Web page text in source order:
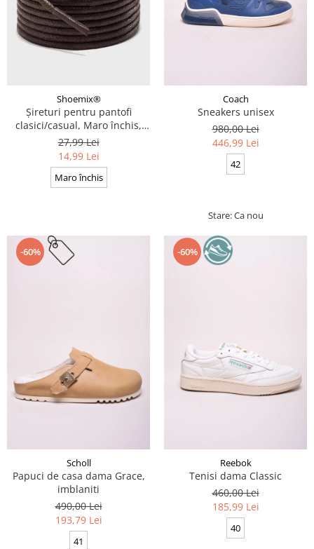
Shoemix®
Șireturi pentru pantofi
clasici/casual, Maro închis,
Cerate, Calitate premium, 110
cm x 0.3 cm
27,99 Lei
14,99 Lei
Maro închis
Coach
Sneakers unisex
980,00 Lei
446,99 Lei
42
Stare: Ca nou
-60%
Scholl
Papuci de casa dama Grace,
imblaniti
490,00 Lei
193,79 Lei
41
-60%
Reebok
Tenisi dama Classic
460,00 Lei
185,99 Lei
40